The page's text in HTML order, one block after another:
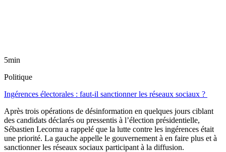
5min
Politique
Ingérences électorales : faut-il sanctionner les réseaux sociaux ?
Après trois opérations de désinformation en quelques jours ciblant
des candidats déclarés ou pressentis à l’élection présidentielle,
Sébastien Lecornu a rappelé que la lutte contre les ingérences était
une priorité. La gauche appelle le gouvernement à en faire plus et à
sanctionner les réseaux sociaux participant à la diffusion.